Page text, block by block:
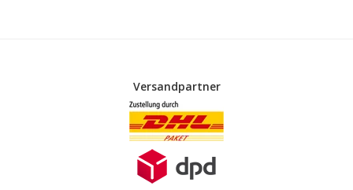
Versandpartner